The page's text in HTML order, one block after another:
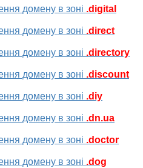
домену в зоні .digital
домену в зоні .direct
домену в зоні .directory
домену в зоні .discount
домену в зоні .diy
домену в зоні .dn.ua
домену в зоні .doctor
домену в зоні .dog